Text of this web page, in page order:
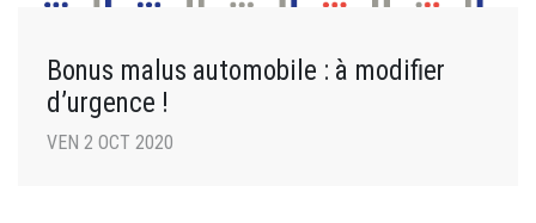
Bonus malus automobile : à modifier
d’urgence !
VEN 2 OCT 2020